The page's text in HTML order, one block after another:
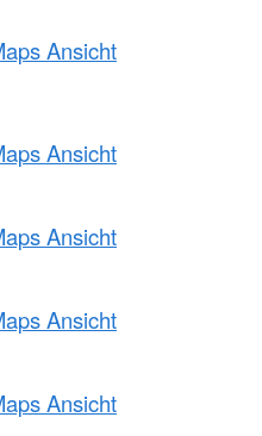
Ansicht
Ansicht
Ansicht
Ansicht
Ansicht